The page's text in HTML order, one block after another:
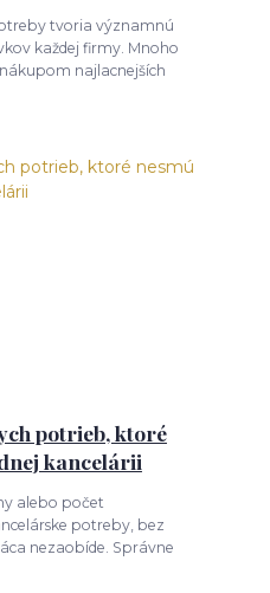
tvoria významnú
každej firmy. Mnoho
najlacnejších
potrieb, ktoré
kancelárii
alebo počet
potreby, bez
nezaobíde. Správne